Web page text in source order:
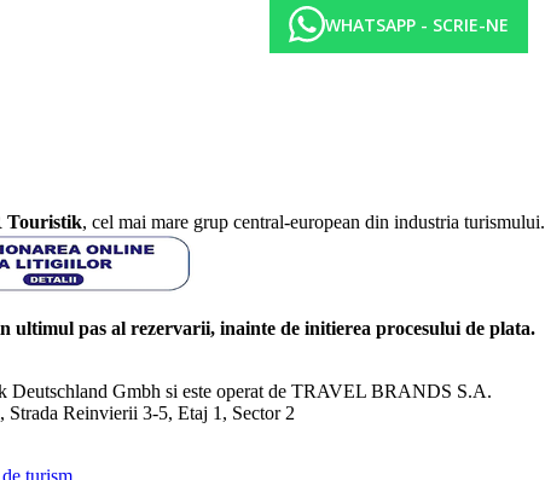
WHATSAPP - SCRIE-NE
Touristik, cel mai mare grup central-european din industria turismului.
ultimul pas al rezervarii, inainte de initierea procesului de plata.
Deutschland Gmbh si este operat de TRAVEL BRANDS S.A.
Reinvierii 3-5, Etaj 1, Sector 2
turism